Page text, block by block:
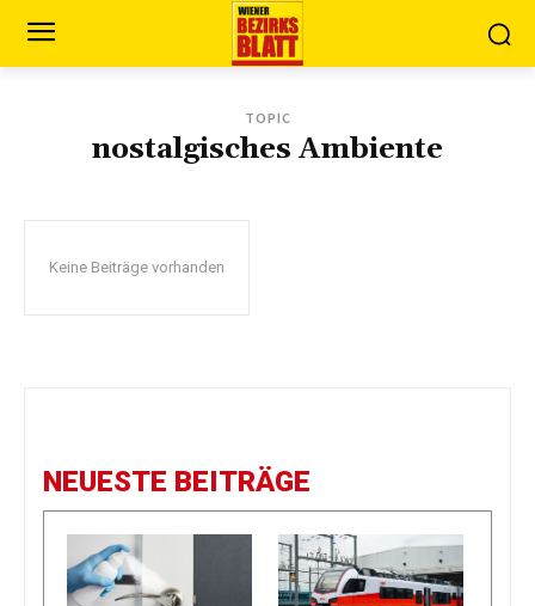
TOPIC
nostalgisches Ambiente
Keine Beiträge vorhanden
NEUESTE BEITRÄGE